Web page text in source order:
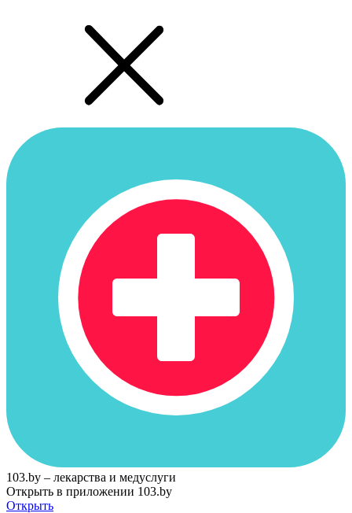
103.by – лекарства и медуслуги
Открыть в приложении 103.by
Открыть